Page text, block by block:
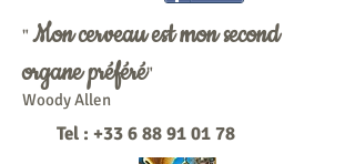
" Mon cerveau est mon second
organe préféré"
Woody Allen
Tel : +33 6 88 91 01 78